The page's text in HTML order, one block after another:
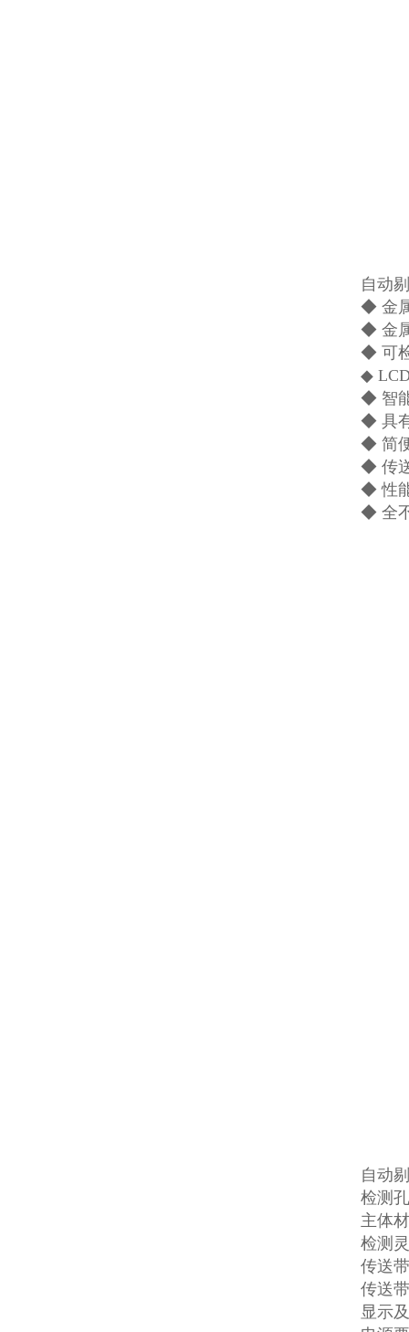
自动
◆ 金
◆ 金
◆ 可
◆
◆ 智
◆ 具
◆ 简
◆ 传
◆ 性
◆ 全
自动
检测
主体
检测
传送
传送
显示